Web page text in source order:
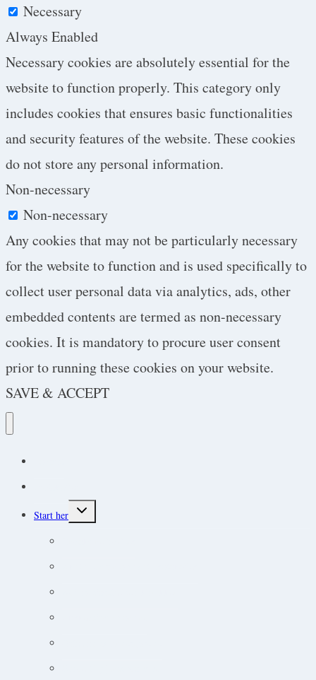
Necessary
Always Enabled
Necessary cookies are absolutely essential for the
website to function properly. This category only
includes cookies that ensures basic functionalities
and security features of the website. These cookies
do not store any personal information.
Non-necessary
Non-necessary
Any cookies that may not be particularly necessary
for the website to function and is used specifically to
collect user personal data via analytics, ads, other
embedded contents are termed as non-necessary
cookies. It is mandatory to procure user consent
prior to running these cookies on your website.
SAVE & ACCEPT
Start her
Toggle